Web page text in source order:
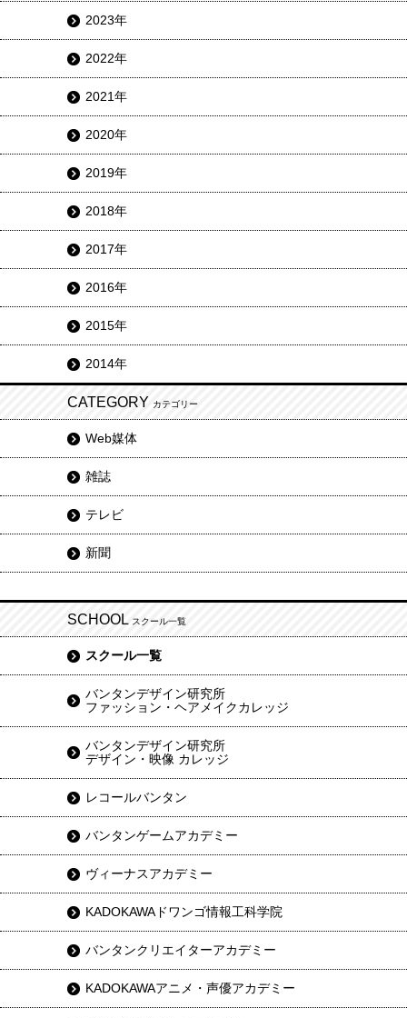
2023年
2022年
2021年
2020年
2019年
2018年
2017年
2016年
2015年
2014年
CATEGORY カテゴリー
Web媒体
雑誌
テレビ
新聞
SCHOOL スクール一覧
スクール一覧
バンタンデザイン研究所
ファッション・ヘアメイクカレッジ
バンタンデザイン研究所
デザイン・映像 カレッジ
レコールバンタン
バンタンゲームアカデミー
ヴィーナスアカデミー
KADOKAWAドワンゴ情報工科学院
バンタンクリエイターアカデミー
KADOKAWAアニメ・声優アカデミー